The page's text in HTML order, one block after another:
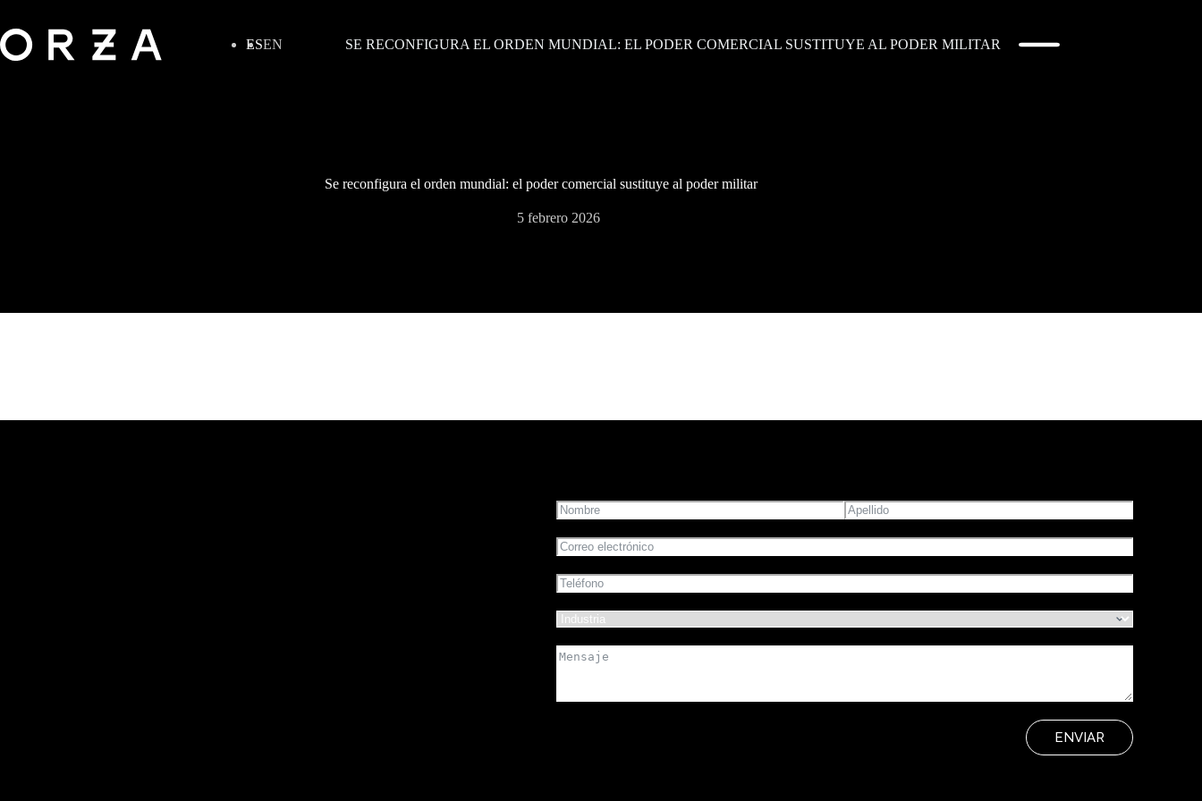
ESEN SE RECONFIGURA EL ORDEN MUNDIAL: EL PODER COMERCIAL SUSTITUYE AL PODER MILITAR
Se reconfigura el orden mundial: el poder comercial sustituye al poder militar
5 febrero 2026
ENVIAR